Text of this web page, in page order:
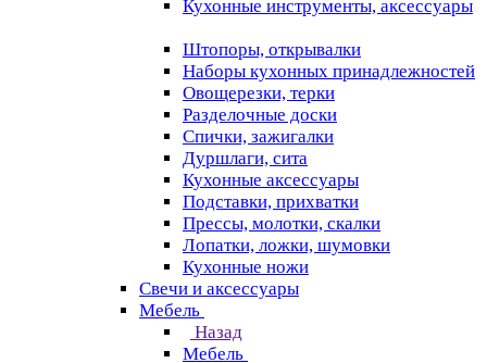
Кухонные инструменты, аксессуары
Штопоры, открывалки
Наборы кухонных принадлежностей
Овощерезки, терки
Разделочные доски
Спички, зажигалки
Дуршлаги, сита
Кухонные аксессуары
Подставки, прихватки
Прессы, молотки, скалки
Лопатки, ложки, шумовки
Кухонные ножи
Свечи и аксессуары
Мебель
Назад
Мебель